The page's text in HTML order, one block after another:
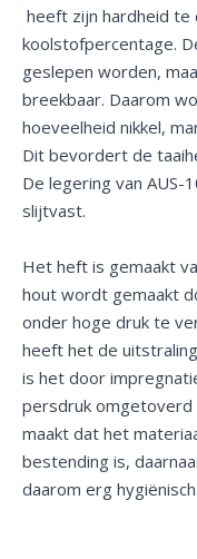
heeft zijn hardheid te
koolstofpercentage.
geslepen worden,
breekbaar. Daarom
hoeveelheid nikkel,
Dit bevordert de
De legering van
slijtvast.
Het heft is gemaakt
hout wordt gemaakt
onder hoge druk te
heeft het de
is het door
persdruk
maakt dat het
bestending is,
daarom erg hygiënisch.